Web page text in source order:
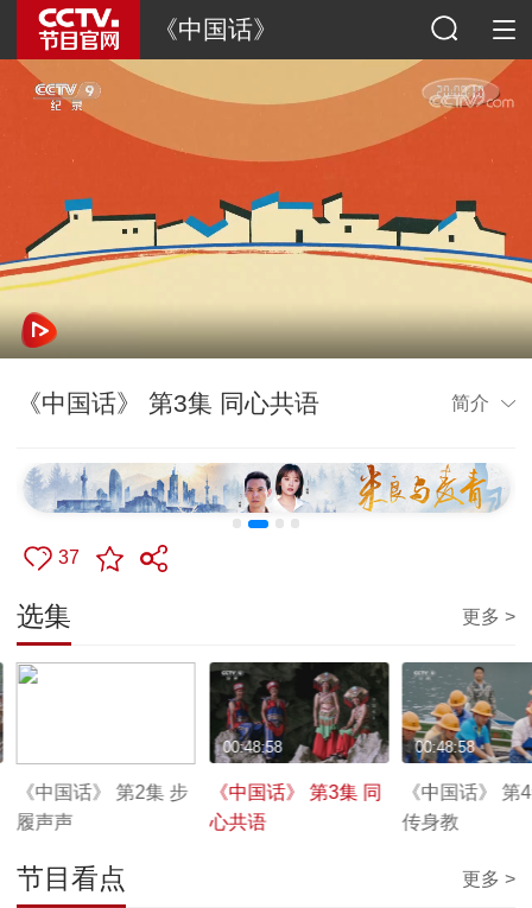
《中国话》
《中国话》 第3集 同心共语 简介
37
选集 更多 >
《中国话》 第2集 步
履声声
《中国话》 第3集 同
心共语
00:48:58
《中国话》 第
传身教
00:48:58
节目看点 更多 >